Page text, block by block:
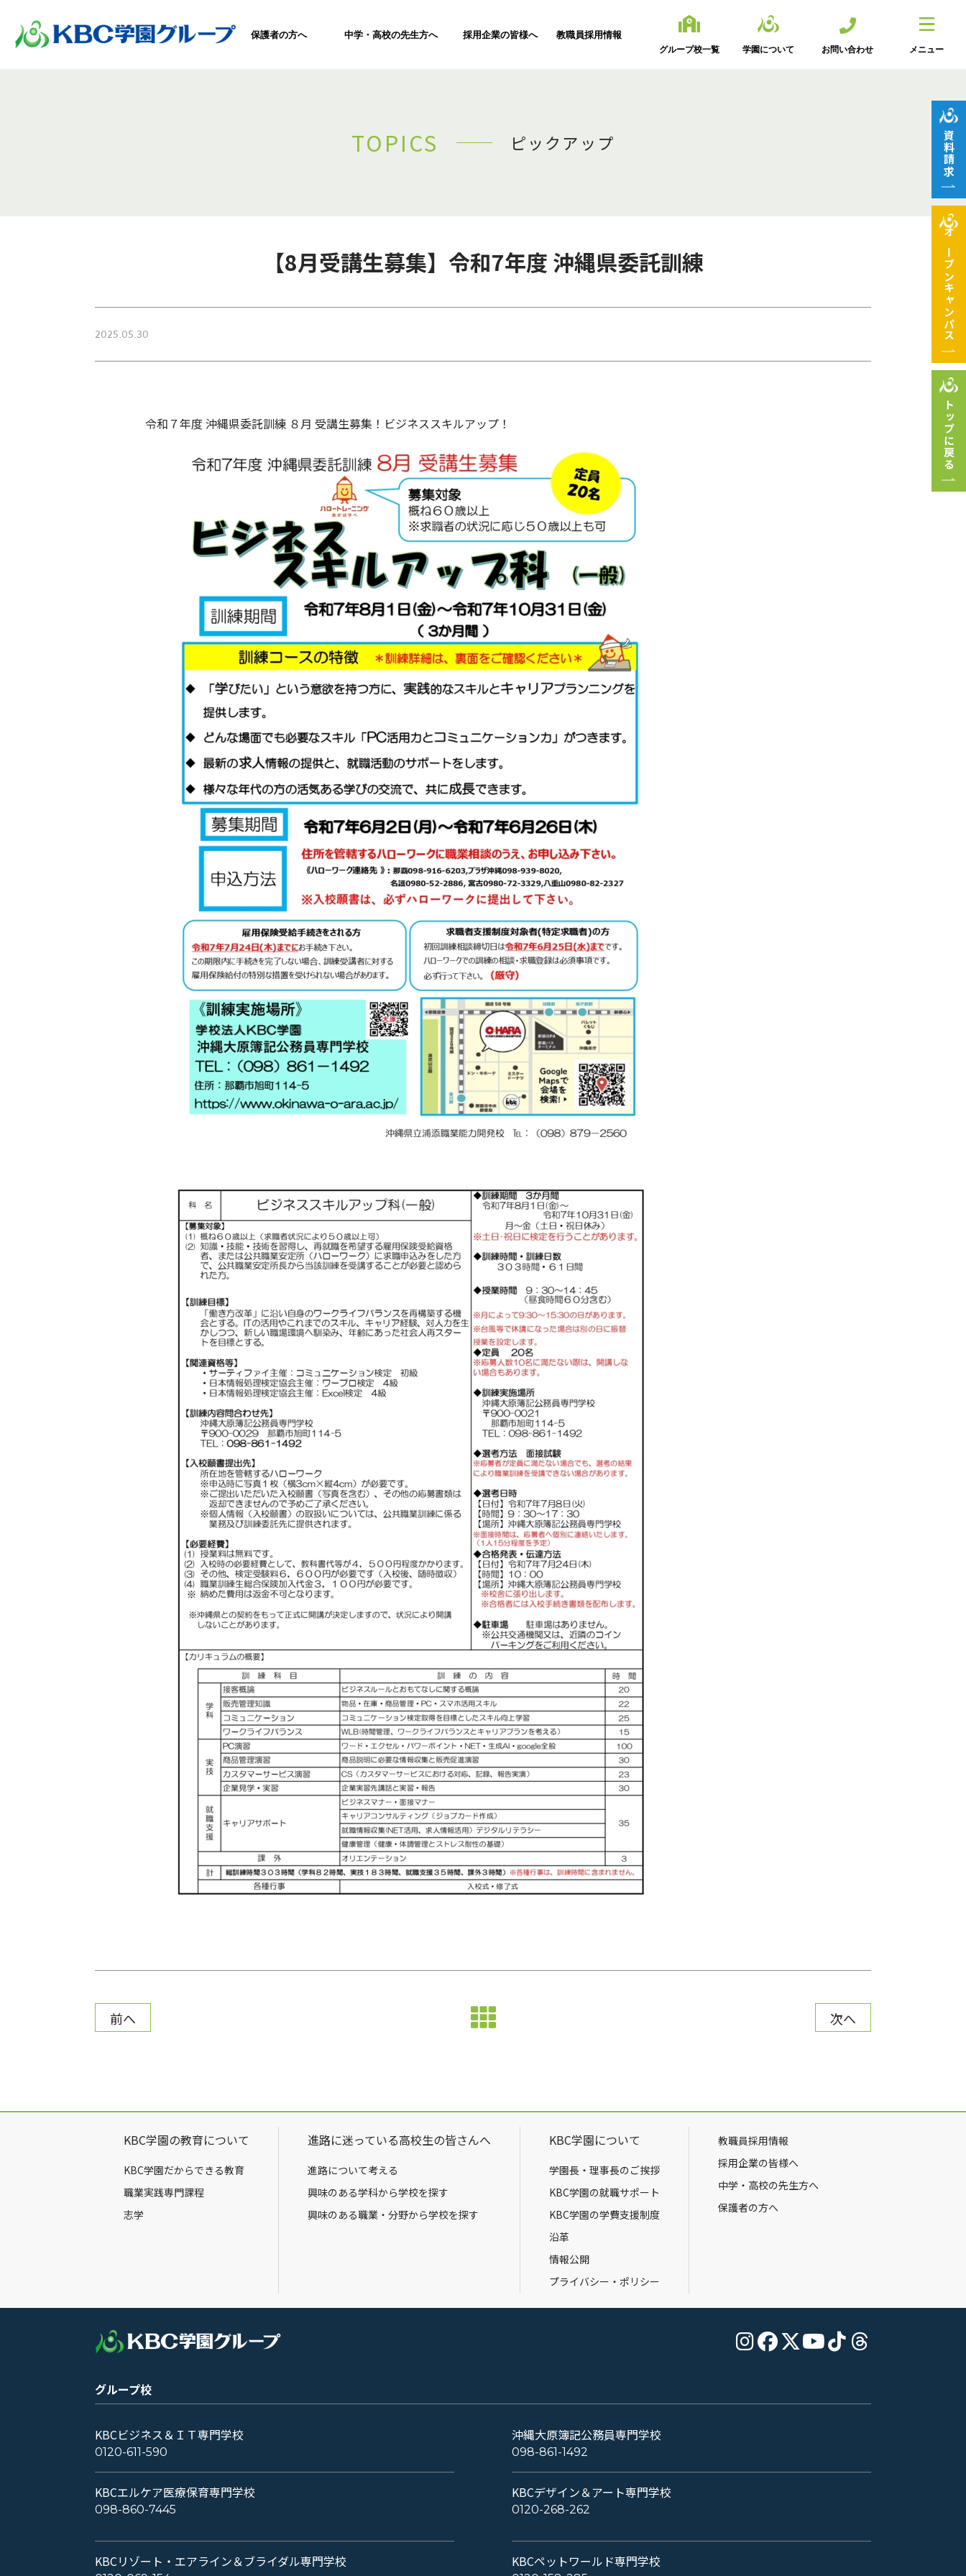
保護者の方へ 中学・高校の先生方へ 採用企業の皆様へ 教職員採用情報
グループ校一覧 学園について お問い合わせ メニュー
TOPICS ピックアップ
【8月受講生募集】令和7年度 沖縄県委託訓練
2025.05.30
令和７年度 沖縄県委託訓練 ８月 受講生募集！ビジネススキルアップ！
前へ 次へ
KBC学園の教育について
KBC学園だからできる教育
職業実践専門課程
志学
進路に迷っている高校生の皆さんへ
進路について考える
興味のある学科から学校を探す
興味のある職業・分野から学校を探す
KBC学園について
学園長・理事長のご挨拶
KBC学園の就職サポート
KBC学園の学費支援制度
沿革
情報公開
プライバシー・ポリシー
教職員採用情報
採用企業の皆様へ
中学・高校の先生方へ
保護者の方へ
グループ校
KBCビジネス＆ＩＴ専門学校
0120-611-590
沖縄大原簿記公務員専門学校
098-861-1492
KBCエルケア医療保育専門学校
098-860-7445
KBCデザイン＆アート専門学校
0120-268-262
KBCリゾート・エアライン＆ブライダル専門学校 KBCペットワールド専門学校
資料請求
オープン
キャンパス
トップに戻る